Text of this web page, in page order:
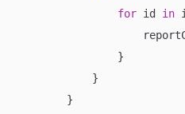
for id in
                }
            }
        }